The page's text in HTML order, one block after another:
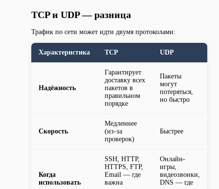
TCP и UDP — разница
Трафик по сети может идти двумя протоколами:
Характеристика TCP UDP
Надёжность
Гарантирует
доставку всех
пакетов в
правильном
порядке
Пакеты
могут
потеряться,
но быстро
Скорость
Медленнее
(из-за
проверок)
Быстрее
Когда
использовать
SSH, HTTP,
HTTPS, FTP,
Email — где
важна
Онлайн-
игры,
видеозвонки,
DNS — где